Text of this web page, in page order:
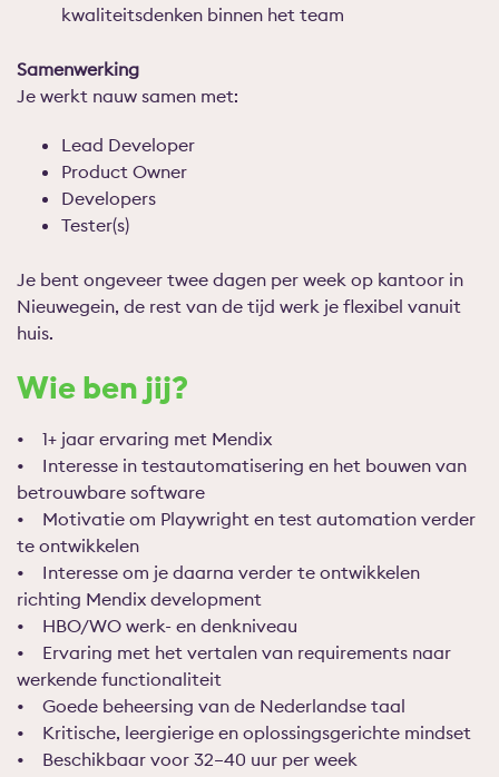
kwaliteitsdenken binnen het team
Samenwerking
Je werkt nauw samen met:
Lead Developer
Product Owner
Developers
Tester(s)
Je bent ongeveer twee dagen per week op kantoor in
Nieuwegein, de rest van de tijd werk je flexibel vanuit
huis.
Wie ben jij?
•
1+ jaar ervaring met Mendix
•
Interesse in testautomatisering en het bouwen van
betrouwbare software
•
Motivatie om Playwright en test automation verder
te ontwikkelen
•
Interesse om je daarna verder te ontwikkelen
richting Mendix development
•
HBO/WO werk- en denkniveau
•
Ervaring met het vertalen van requirements naar
werkende functionaliteit
•
Goede beheersing van de Nederlandse taal
•
Kritische, leergierige en oplossingsgerichte mindset
•
Beschikbaar voor 32–40 uur per week